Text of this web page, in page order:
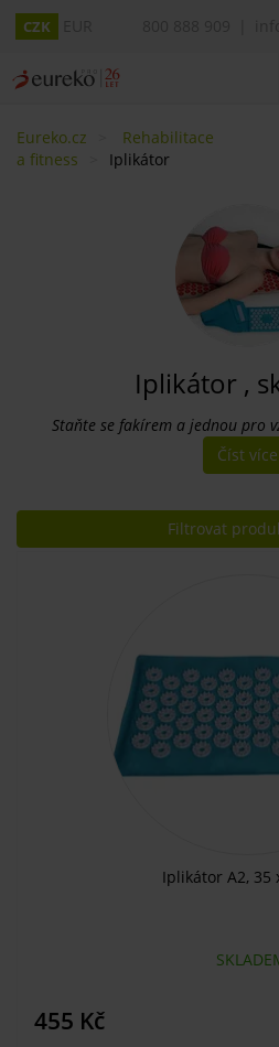
CZK
Eureko.cz
Rehabilitace
a fitness
Iplikátor
Iplikátor ,
Staňte se fakírem a jednou pro
Číst více
Filtrovat
Iplikátor A2, 35
455 Kč